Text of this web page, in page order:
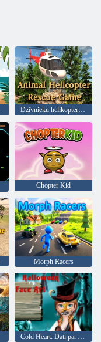
Dzīvnieku helikoptera glābšanas spēle
Chopter Kid
Morph Racers
Cold Heart: Dati par Annas sejas par Halloween